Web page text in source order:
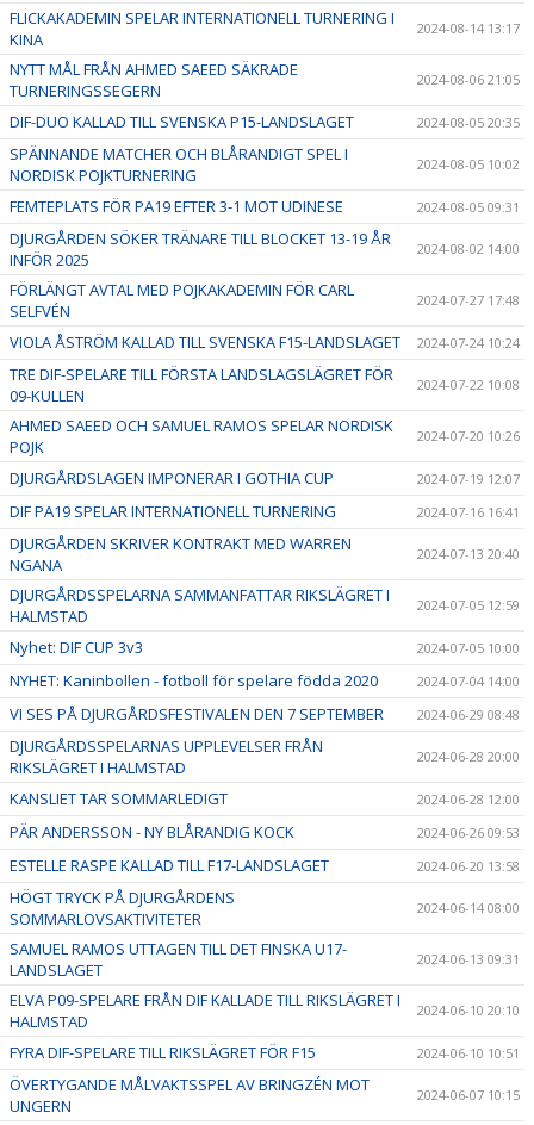
FLICKAKADEMIN SPELAR INTERNATIONELL TURNERING I
KINA
2024-08-14 13:17
NYTT MÅL FRÅN AHMED SAEED SÄKRADE
TURNERINGSSEGERN
2024-08-06 21:05
DIF-DUO KALLAD TILL SVENSKA P15-LANDSLAGET 2024-08-05 20:35
SPÄNNANDE MATCHER OCH BLÅRANDIGT SPEL I
NORDISK POJKTURNERING
2024-08-05 10:02
FEMTEPLATS FÖR PA19 EFTER 3-1 MOT UDINESE 2024-08-05 09:31
DJURGÅRDEN SÖKER TRÄNARE TILL BLOCKET 13-19 ÅR
INFÖR 2025
2024-08-02 14:00
FÖRLÄNGT AVTAL MED POJKAKADEMIN FÖR CARL
SELFVÉN
2024-07-27 17:48
VIOLA ÅSTRÖM KALLAD TILL SVENSKA F15-LANDSLAGET 2024-07-24 10:24
TRE DIF-SPELARE TILL FÖRSTA LANDSLAGSLÄGRET FÖR
09-KULLEN
2024-07-22 10:08
AHMED SAEED OCH SAMUEL RAMOS SPELAR NORDISK
POJK
2024-07-20 10:26
DJURGÅRDSLAGEN IMPONERAR I GOTHIA CUP 2024-07-19 12:07
DIF PA19 SPELAR INTERNATIONELL TURNERING 2024-07-16 16:41
DJURGÅRDEN SKRIVER KONTRAKT MED WARREN
NGANA
2024-07-13 20:40
DJURGÅRDSSPELARNA SAMMANFATTAR RIKSLÄGRET I
HALMSTAD
2024-07-05 12:59
Nyhet: DIF CUP 3v3 2024-07-05 10:00
NYHET: Kaninbollen - fotboll för spelare födda 2020 2024-07-04 14:00
VI SES PÅ DJURGÅRDSFESTIVALEN DEN 7 SEPTEMBER 2024-06-29 08:48
DJURGÅRDSSPELARNAS UPPLEVELSER FRÅN
RIKSLÄGRET I HALMSTAD
2024-06-28 20:00
KANSLIET TAR SOMMARLEDIGT 2024-06-28 12:00
PÄR ANDERSSON - NY BLÅRANDIG KOCK 2024-06-26 09:53
ESTELLE RASPE KALLAD TILL F17-LANDSLAGET 2024-06-20 13:58
HÖGT TRYCK PÅ DJURGÅRDENS
SOMMARLOVSAKTIVITETER
2024-06-14 08:00
SAMUEL RAMOS UTTAGEN TILL DET FINSKA U17-
LANDSLAGET
2024-06-13 09:31
ELVA P09-SPELARE FRÅN DIF KALLADE TILL RIKSLÄGRET I
HALMSTAD
2024-06-10 20:10
FYRA DIF-SPELARE TILL RIKSLÄGRET FÖR F15 2024-06-10 10:51
ÖVERTYGANDE MÅLVAKTSSPEL AV BRINGZÉN MOT
UNGERN
2024-06-07 10:15